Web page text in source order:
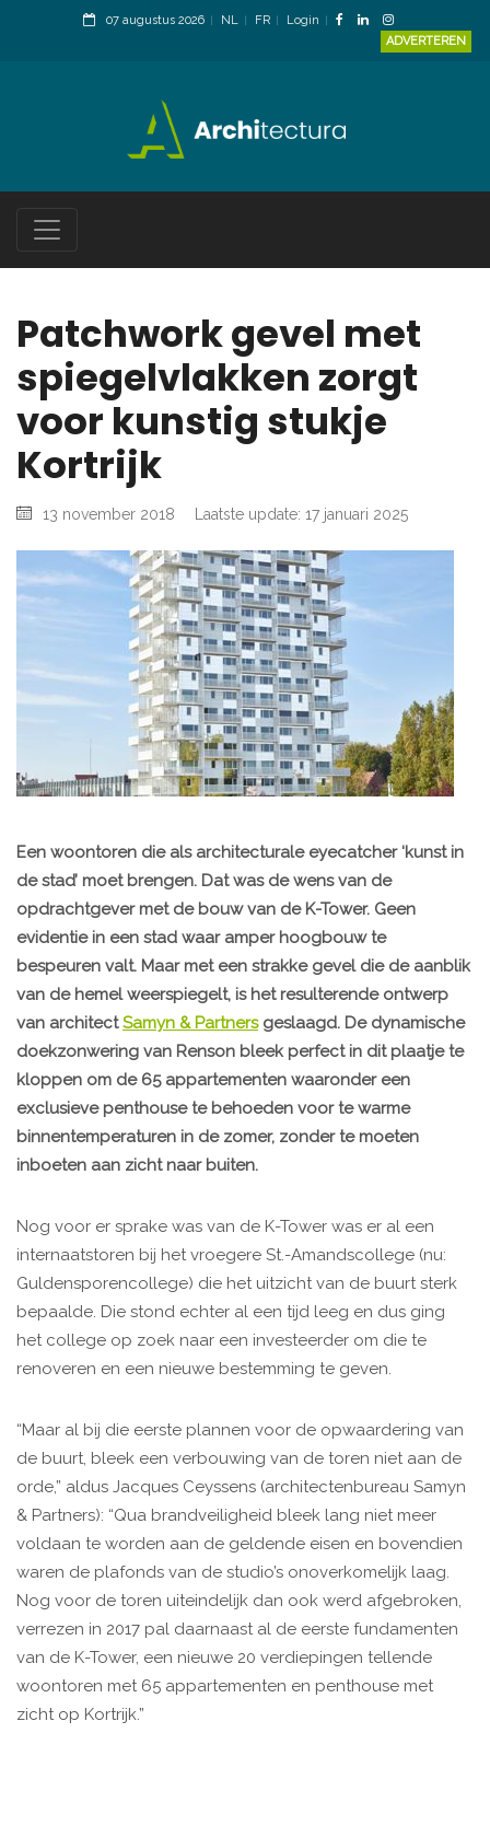
07 augustus 2026 NL FR
Login
ADVERTEREN
Patchwork gevel met
spiegelvlakken zorgt
voor kunstig stukje
Kortrijk
13 november 2018 Laatste update: 17 januari 2025
Een woontoren die als architecturale eyecatcher ‘kunst in
de stad’ moet brengen. Dat was de wens van de
opdrachtgever met de bouw van de K-Tower. Geen
evidentie in een stad waar amper hoogbouw te
bespeuren valt. Maar met een strakke gevel die de aanblik
van de hemel weerspiegelt, is het resulterende ontwerp
van architectSamyn & Partnersgeslaagd. De dynamische
doekzonwering van Renson bleek perfect in dit plaatje te
kloppen om de 65 appartementen waaronder een
exclusieve penthouse te behoeden voor te warme
binnentemperaturen in de zomer, zonder te moeten
inboeten aan zicht naar buiten.
Nog voor er sprake was van de K-Tower was er al een
internaatstoren bij het vroegere St.-Amandscollege (nu:
Guldensporencollege) die het uitzicht van de buurt sterk
bepaalde. Die stond echter al een tijd leeg en dus ging
het college op zoek naar een investeerder om die te
renoveren en een nieuwe bestemming te geven.
“Maar al bij die eerste plannen voor de opwaardering van
de buurt, bleek een verbouwing van de toren niet aan de
orde,” aldus Jacques Ceyssens (architectenbureau Samyn
& Partners): “Qua brandveiligheid bleek lang niet meer
voldaan te worden aan de geldende eisen en bovendien
waren de plafonds van de studio’s onoverkomelijk laag.
Nog voor de toren uiteindelijk dan ook werd afgebroken,
verrezen in 2017 pal daarnaast al de eerste fundamenten
van de K-Tower, een nieuwe 20 verdiepingen tellende
woontoren met 65 appartementen en penthouse met
zicht op Kortrijk.”